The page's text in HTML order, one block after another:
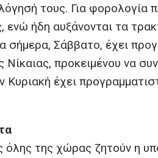
A
p
p
g
er
τους. Για φορολογία
ενώ ήδη αυξάνονται τα
σήμερα, Σάββατο, έχει
Νίκαιας, προκειμένου να
Κυριακή έχει
όλης της χώρας ζητούν η